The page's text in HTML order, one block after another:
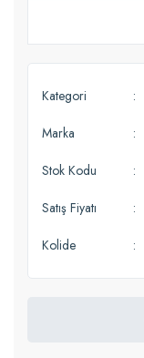
Kategori
Marka
Stok Kodu
Satış Fiyatı
Kolide